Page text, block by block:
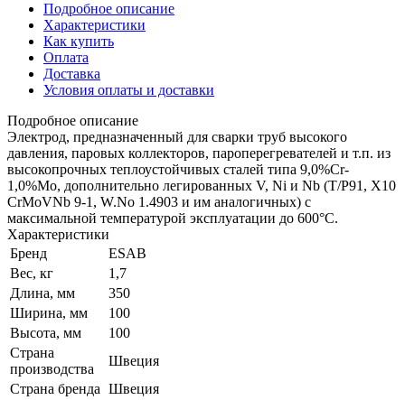
Подробное описание
Характеристики
Как купить
Оплата
Доставка
Условия оплаты и доставки
Подробное описание
Электрод, предназначенный для сварки труб высокого
давления, паровых коллекторов, пароперегревателей и т.п. из
высокопрочных теплоустойчивых сталей типа 9,0%Cr-
1,0%Mo, дополнительно легированных V, Ni и Nb (T/P91, X10
CrMoVNb 9-1, W.No 1.4903 и им аналогичных) с
максимальной температурой эксплуатации до 600°С.
Характеристики
Бренд
ESAB
Вес, кг
1,7
Длина, мм
350
Ширина, мм
100
Высота, мм
100
Страна
производства
Швеция
Страна бренда Швеция